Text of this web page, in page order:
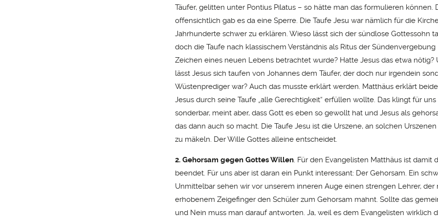
Täufer, gelitten unter Pontius Pilatus – so hätte man das formulieren können.
offensichtlich gab es da eine Sperre. Die Taufe Jesu war nämlich für die
Jahrhunderte schwer zu erklären. Wieso lässt sich der sündlose Gottessohn
doch die Taufe nach klassischem Verständnis als Ritus der Sündenvergebung
Zeichen eines neuen Lebens betrachtet wurde? Hatte Jesus das etwa nötig?
lässt Jesus sich taufen von Johannes dem Täufer, der doch nur irgendein
Wüstenprediger war? Auch das musste erklärt werden. Matthäus erklärt
Jesus durch seine Taufe „alle Gerechtigkeit“ erfüllen wollte. Das klingt für
sonderbar, meint aber, dass Gott es eben so gewollt hat und Jesus als
das dann auch so macht. Die Taufe Jesu ist die Urszene, an solchen
zu mäkeln. Der Wille Gottes alleine entscheidet.
2. Gehorsam gegen Gottes Willen. Für den Evangelisten Matthäus ist damit
beendet. Für uns aber ist daran ein Punkt interessant: Der Gehorsam. Ein
Unmittelbar sehen wir vor unserem inneren Auge einen strengen Lehrer, der
erhobenem Zeigefinger den Schüler zum Gehorsam mahnt. Sollte das
und Nein muss man darauf antworten. Ja, weil es dem Evangelisten wirklich